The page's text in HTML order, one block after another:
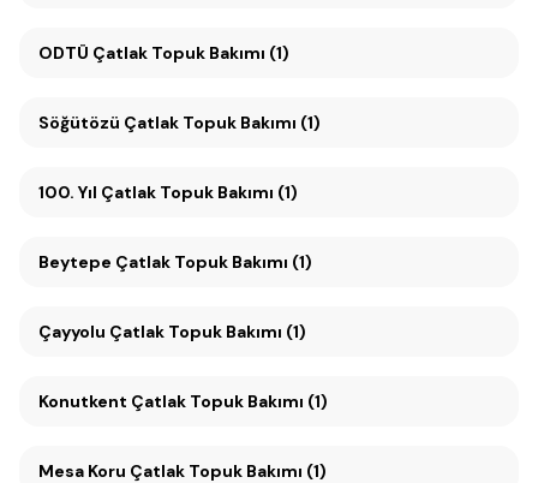
ODTÜ Çatlak Topuk Bakımı (1)
Söğütözü Çatlak Topuk Bakımı (1)
100. Yıl Çatlak Topuk Bakımı (1)
Beytepe Çatlak Topuk Bakımı (1)
Çayyolu Çatlak Topuk Bakımı (1)
Konutkent Çatlak Topuk Bakımı (1)
Mesa Koru Çatlak Topuk Bakımı (1)